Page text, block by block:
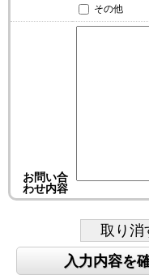
その他
お問い合
わせ内容